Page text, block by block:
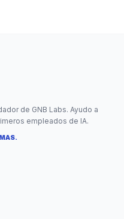
de GNB Labs. Ayudo a
empleados de IA.